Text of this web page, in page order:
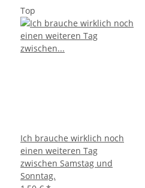
Top
Ich brauche wirklich noch
einen weiteren Tag
zwischen Samstag und
Sonntag.